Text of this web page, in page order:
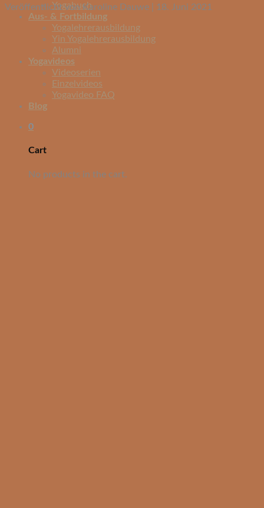
Yogabuch
Aus- & Fortbildung
Yogalehrerausbildung
Yin Yogalehrerausbildung
Alumni
Yogavideos
Videoserien
Einzelvideos
Yogavideo FAQ
Blog
0
Cart
No products in the cart.
Veröffentlicht von Karoline Dauwe | 18. Juni 2021